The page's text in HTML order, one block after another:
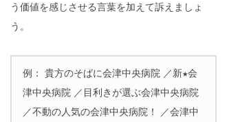
う価値を感じさせる言葉を加えて訴えましょ
う。
例： 貴方のそばに会津中央病院 ／新★会
津中央病院 ／目利きが選ぶ会津中央病院
／不動の人気の会津中央病院！ ／会津中